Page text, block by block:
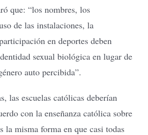
que: “los nombres, los
de las instalaciones, la
en deportes deben
sexual biológica en lugar de
auto percibida”.
las escuelas católicas deberían
con la enseñanza católica sobre
la misma forma en que casi todas